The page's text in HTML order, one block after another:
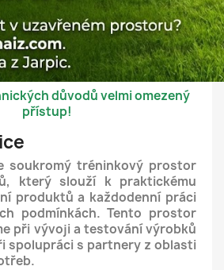
důvodů velmi omezený
přístup!
soukromý tréninkový prostor
který slouží k praktickému
produktů a každodenní práci
podmínkách. Tento prostor
při vývoji a testování výrobků
spolupráci s partnery z oblasti